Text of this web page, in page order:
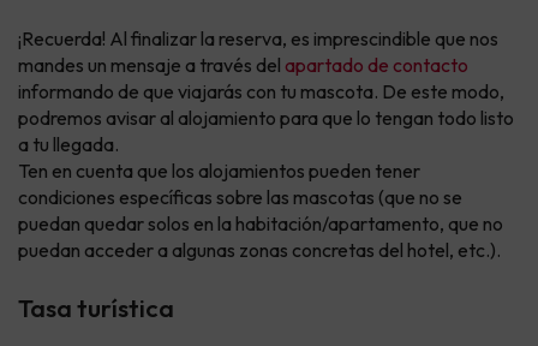
¡Recuerda! Al finalizar la reserva, es imprescindible que nos
mandes un mensaje a través del apartado de contacto
informando de que viajarás con tu mascota. De este modo,
podremos avisar al alojamiento para que lo tengan todo listo
a tu llegada.
Ten en cuenta que los alojamientos pueden tener
condiciones específicas sobre las mascotas (que no se
puedan quedar solos en la habitación/apartamento, que no
puedan acceder a algunas zonas concretas del hotel, etc.).
Tasa turística